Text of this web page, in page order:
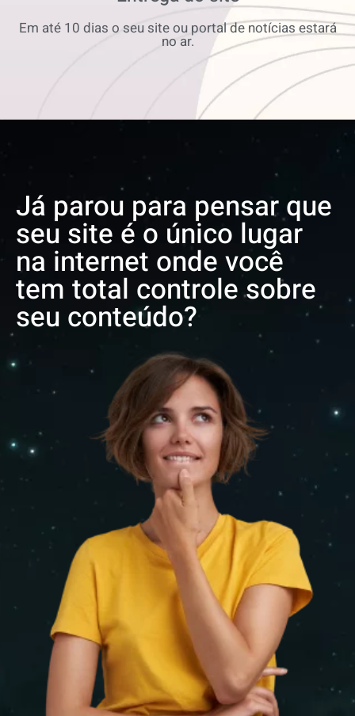
Em até 10 dias o seu site ou portal de notícias estará
no ar.
Já parou para pensar que
seu site é o único lugar
na internet onde você
tem total controle sobre
seu conteúdo?